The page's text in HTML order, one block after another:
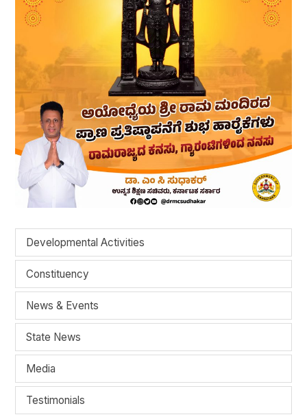
Developmental Activities
Constituency
News & Events
State News
Media
Testimonials